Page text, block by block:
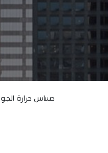
حساس حرارة الجو